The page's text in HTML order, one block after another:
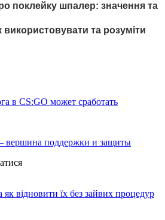
поклейку шпалер: значення та
та розуміти
в CS:GO может сработать
вершина поддержки и защиты
відновити їх без зайвих процедур